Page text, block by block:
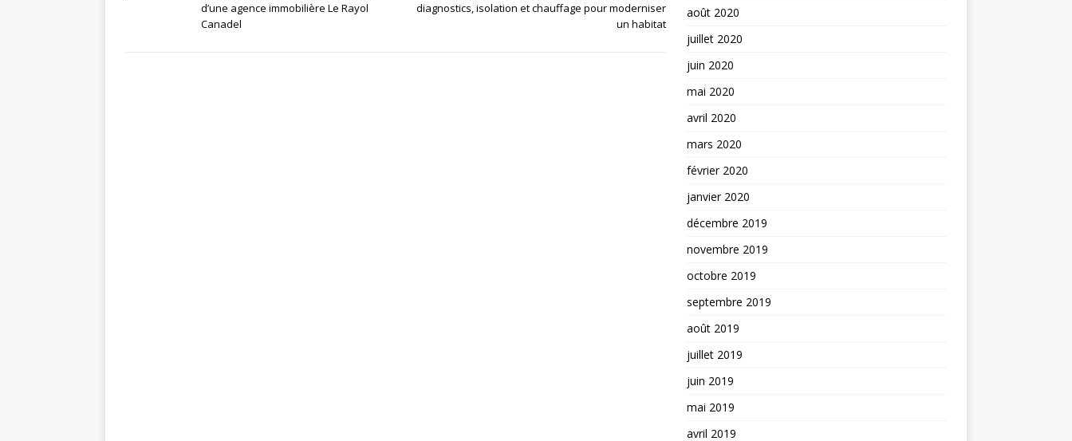
d’une agence immobilière Le Rayol
Canadel
diagnostics, isolation et chauffage pour moderniser
un habitat
août 2020
juillet 2020
juin 2020
mai 2020
avril 2020
mars 2020
février 2020
janvier 2020
décembre 2019
novembre 2019
octobre 2019
septembre 2019
août 2019
juillet 2019
juin 2019
mai 2019
avril 2019